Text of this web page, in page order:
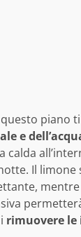
piano
e
calda
Il limone
mentre
rimuovere